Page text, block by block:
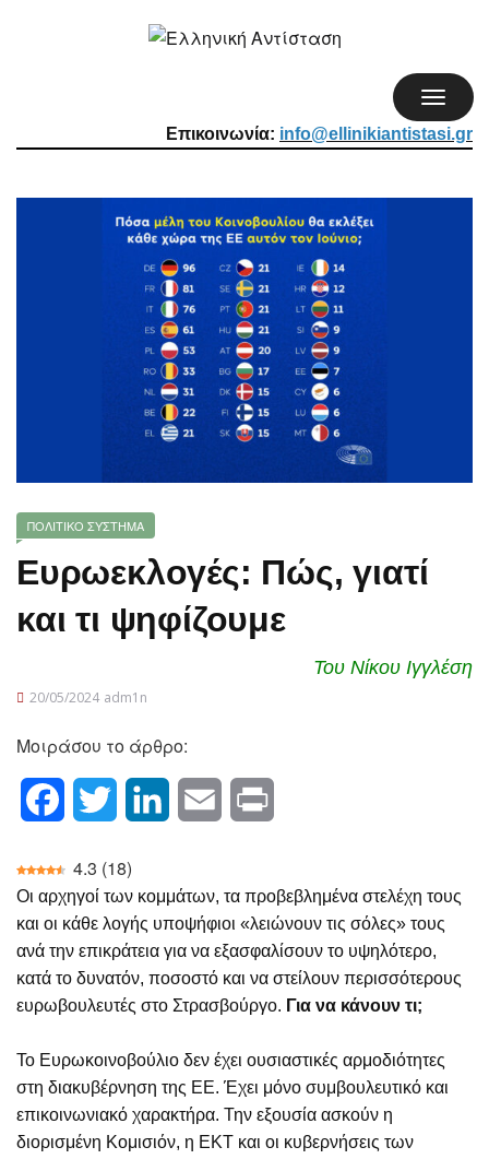
Επικοινωνία: info@ellinikiantistasi.gr
ΠΟΛΙΤΙΚΟ ΣΥΣΤΗΜΑ
Ευρωεκλογές: Πώς, γιατί
και τι ψηφίζουμε
Του Νίκου Ιγγλέση
20/05/2024 adm1n
Μοιράσου το άρθρο:
FacebookTwitter LinkedIn Email
4.3 (18)
Οι αρχηγοί των κομμάτων, τα προβεβλημένα στελέχη τους
και οι κάθε λογής υποψήφιοι «λειώνουν τις σόλες» τους
ανά την επικράτεια για να εξασφαλίσουν το υψηλότερο,
κατά το δυνατόν, ποσοστό και να στείλουν περισσότερους
ευρωβουλευτές στο Στρασβούργο. Για να κάνουν τι;
Το Ευρωκοινοβούλιο δεν έχει ουσιαστικές αρμοδιότητες
στη διακυβέρνηση της ΕΕ. Έχει μόνο συμβουλευτικό και
επικοινωνιακό χαρακτήρα. Την εξουσία ασκούν η
διορισμένη Κομισιόν, η ΕΚΤ και οι κυβερνήσεις των